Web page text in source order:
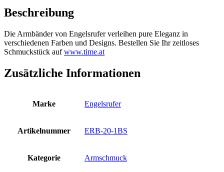
Beschreibung
Die Armbänder von Engelsrufer verleihen pure Eleganz in
verschiedenen Farben und Designs. Bestellen Sie Ihr zeitloses
Schmuckstück aufwww.time.at
Zusätzliche Informationen
Marke Engelsrufer
Artikelnummer ERB-20-1BS
Kategorie Armschmuck